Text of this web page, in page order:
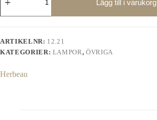
mängd
Lägg till i varukorg
ARTIKELNR: 12.21
KATEGORIER: LAMPOR,ÖVRIGA
Herbeau